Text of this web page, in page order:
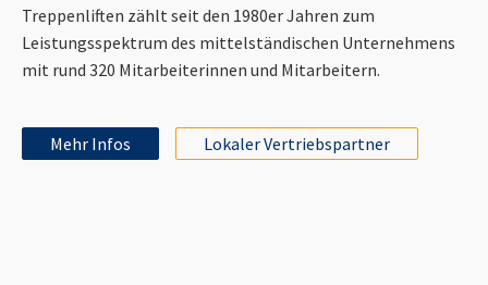
Treppenliften zählt seit den 1980er Jahren zum
Leistungsspektrum des mittelständischen Unternehmens
mit rund 320 Mitarbeiterinnen und Mitarbeitern.
Mehr Infos Lokaler Vertriebspartner